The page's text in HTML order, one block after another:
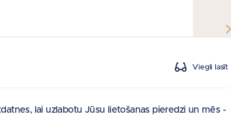
Viegli lasīt
lai uzlabotu Jūsu lietošanas pieredzi un mēs -